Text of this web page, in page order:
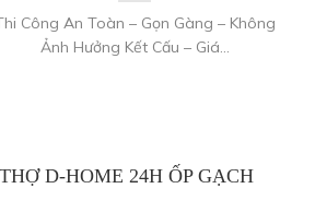
Công An Toàn – Gọn Gàng – Không
Ảnh Hưởng Kết Cấu – Giá...